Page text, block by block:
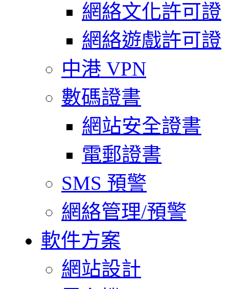
網絡文化許可證
網絡遊戲許可證
中港 VPN
數碼證書
網站安全證書
電郵證書
SMS 預警
網絡管理/預警
軟件方案
網站設計